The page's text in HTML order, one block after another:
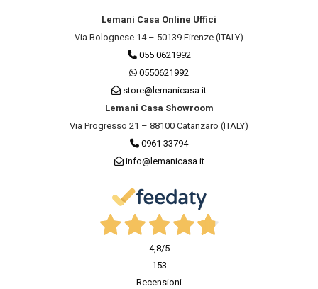
Lemani Casa Online Uffici
Via Bolognese 14 – 50139 Firenze (ITALY)
055 0621992
0550621992
store@lemanicasa.it
Lemani Casa Showroom
Via Progresso 21 – 88100 Catanzaro (ITALY)
0961 33794
info@lemanicasa.it
4,8/5
153
Recensioni